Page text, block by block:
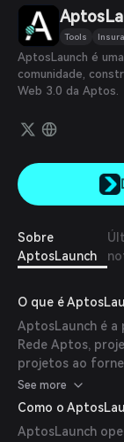
हिन्दी
Español
Português (Brasil)
Español (Argentina)
Tools
AptosLaunch é
comunidade,
Web 3.0 da Aptos.
Sobre
AptosLaunch
O que é
AptosLaunch é a
Rede Aptos,
projetos ao
projetos dentro
apoiar o
introdução de
See more
Como o
AptosLaunch